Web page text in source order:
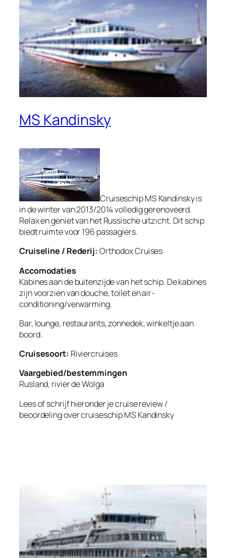
MS Kandinsky
Cruiseschip MS Kandinsky is
in de winter van 2013/2014 volledig gerenoveerd.
Relax en geniet van het Russische uitzicht. Dit schip
biedt ruimte voor 196 passagiers.
Cruiseline / Rederij: Orthodox Cruises
Accomodaties
Kabines aan de buitenzijde van het schip. De kabines
zijn voorzien van douche, toilet en air-
conditioning/verwarming.
Bar, lounge, restaurants, zonnedek, winkeltje aan
boord.
Cruisesoort: Riviercruises
Vaargebied/bestemmingen
Rusland, rivier de Wolga
Lees of schrijf hieronder je cruise review /
beoordeling over cruiseschipMS Kandinsky